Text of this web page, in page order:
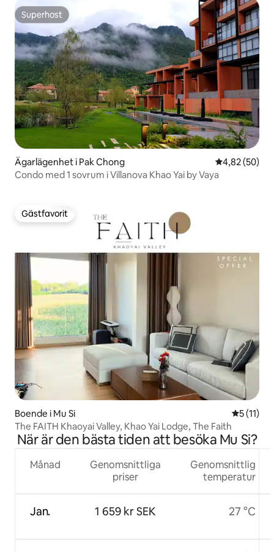
Superhost
Superhost
Ägarlägenhet i Pak Chong 4,82 av 5 i
4,82 (50)
Condo med 1 sovrum i Villanova Khao Yai by Vaya
Gästfavorit
Gästfavorit
Boende i Mu Si 5 av 5 i
5 (11)
The FAITH Khaoyai Valley, Khao Yai Lodge, The Faith
När är den bästa tiden att besöka Mu Si?
Månad
Jan.
Genomsnittliga
priser
1 659 kr SEK
Genomsnittlig
temperatur
27 °C